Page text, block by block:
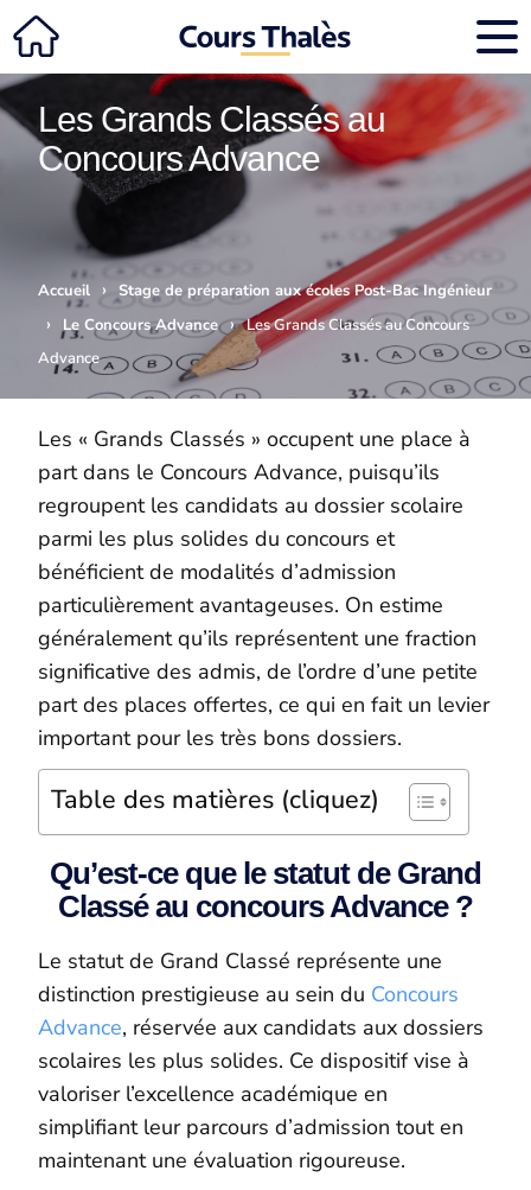
Les Grands Classés au
Concours Advance
Accueil › Stage de préparation aux écoles Post-Bac Ingénieur
› Le Concours Advance › Les Grands Classés au Concours
Advance
Les « Grands Classés » occupent une place à
part dans le Concours Advance, puisqu’ils
regroupent les candidats au dossier scolaire
parmi les plus solides du concours et
bénéficient de modalités d’admission
particulièrement avantageuses. On estime
généralement qu’ils représentent une fraction
significative des admis, de l’ordre d’une petite
part des places offertes, ce qui en fait un levier
important pour les très bons dossiers.
Table des matières (cliquez)
Qu’est-ce que le statut de Grand
Classé au concours Advance ?
Le statut de Grand Classé représente une
distinction prestigieuse au sein du Concours
Advance, réservée aux candidats aux dossiers
scolaires les plus solides. Ce dispositif vise à
valoriser l’excellence académique en
simplifiant leur parcours d’admission tout en
maintenant une évaluation rigoureuse.